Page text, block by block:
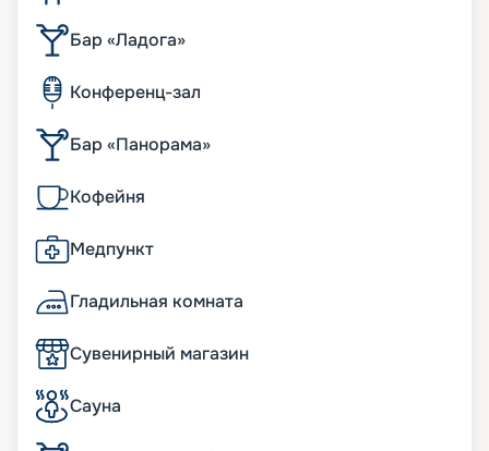
Бар «Ладога»
Конференц-зал
Бар «Панорама»
Кофейня
Медпункт
Гладильная комната
Сувенирный магазин
Сауна